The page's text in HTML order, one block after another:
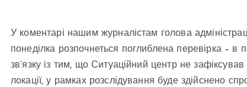
У коментарі нашим журналістам голова
понеділка розпочнеться поглиблена перевірка –
зв’язку із тим, що Ситуаційний центр не
локації, у рамках розслідування буде здійснено